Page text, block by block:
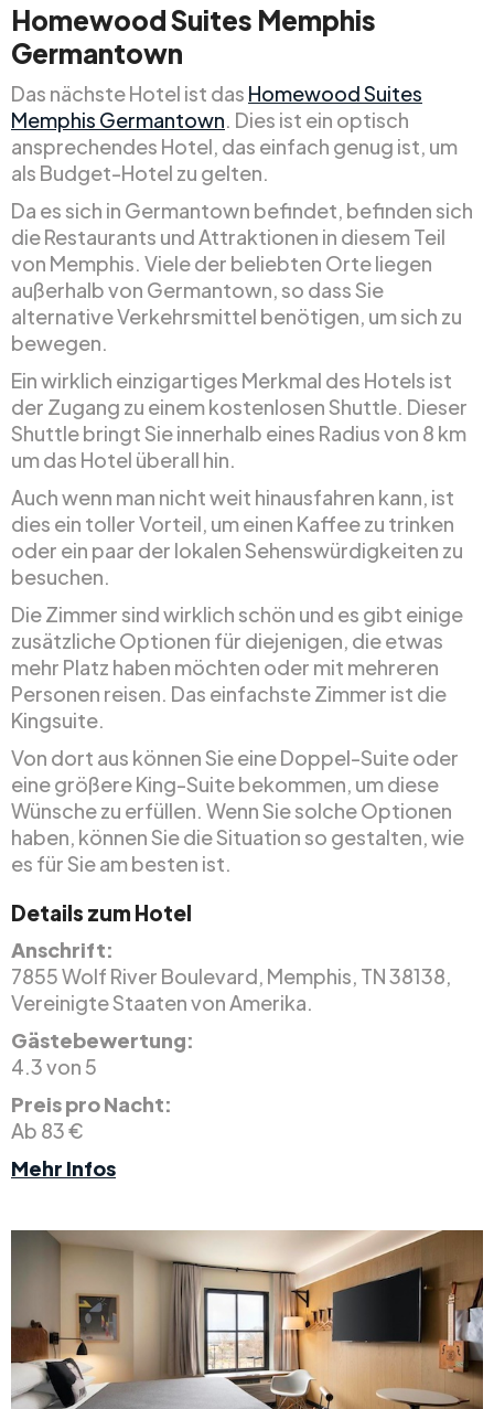
Homewood Suites Memphis
Germantown
Das nächste Hotel ist das Homewood Suites
Memphis Germantown. Dies ist ein optisch
ansprechendes Hotel, das einfach genug ist, um
als Budget-Hotel zu gelten.
Da es sich in Germantown befindet, befinden sich
die Restaurants und Attraktionen in diesem Teil
von Memphis. Viele der beliebten Orte liegen
außerhalb von Germantown, so dass Sie
alternative Verkehrsmittel benötigen, um sich zu
bewegen.
Ein wirklich einzigartiges Merkmal des Hotels ist
der Zugang zu einem kostenlosen Shuttle. Dieser
Shuttle bringt Sie innerhalb eines Radius von 8 km
um das Hotel überall hin.
Auch wenn man nicht weit hinausfahren kann, ist
dies ein toller Vorteil, um einen Kaffee zu trinken
oder ein paar der lokalen Sehenswürdigkeiten zu
besuchen.
Die Zimmer sind wirklich schön und es gibt einige
zusätzliche Optionen für diejenigen, die etwas
mehr Platz haben möchten oder mit mehreren
Personen reisen. Das einfachste Zimmer ist die
Kingsuite.
Von dort aus können Sie eine Doppel-Suite oder
eine größere King-Suite bekommen, um diese
Wünsche zu erfüllen. Wenn Sie solche Optionen
haben, können Sie die Situation so gestalten, wie
es für Sie am besten ist.
Details zum Hotel
Anschrift:
7855 Wolf River Boulevard, Memphis, TN 38138,
Vereinigte Staaten von Amerika.
Gästebewertung:
4.3 von 5
Preis pro Nacht:
Ab 83 €
Mehr Infos